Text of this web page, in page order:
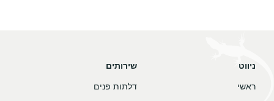
ניווט
ראשי
שירותים
דלתות פנים